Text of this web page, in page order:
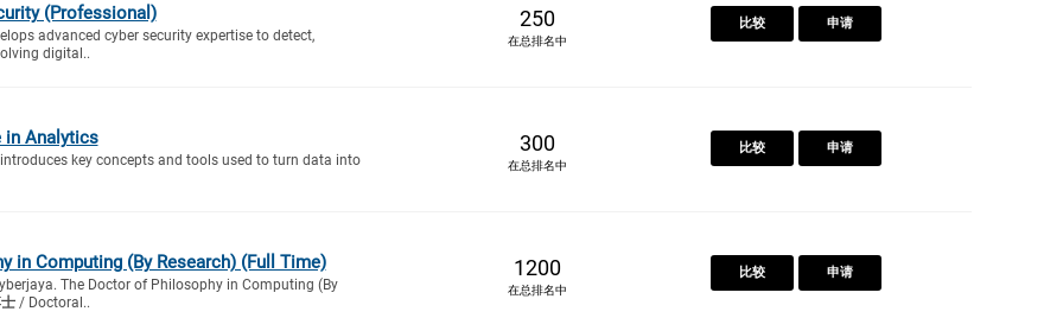
(Professional)
advanced cyber security expertise to detect,
digital..
250
在总排名中
比较 申请
in Analytics
key concepts and tools used to turn data into
300
在总排名中
比较 申请
in Computing (By Research) (Full Time)
The Doctor of Philosophy in Computing (By
/ Doctoral..
1200
在总排名中
比较 申请